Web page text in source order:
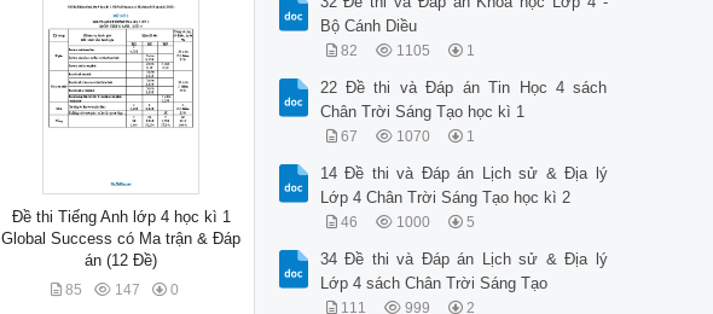
Đề thi Tiếng Anh lớp 4 học kì 1
Global Success có Ma trận & Đáp
án (12 Đề)
85 147 0
Bộ Cánh Diều
82 1105 1
22 Đề thi và Đáp án Tin Học 4 sách
Chân Trời Sáng Tạo học kì 1
67 1070 1
14 Đề thi và Đáp án Lịch sử & Địa lý
Lớp 4 Chân Trời Sáng Tạo học kì 2
46 1000 5
34 Đề thi và Đáp án Lịch sử & Địa lý
Lớp 4 sách Chân Trời Sáng Tạo
111 999 2